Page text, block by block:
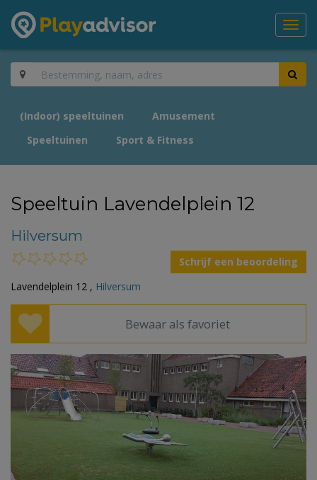
(Indoor) speeltuinen
Amusement
Speeltuinen
Sport & Fitness
Speeltuin Lavendelplein 12
Hilversum
Schrijf een beoordeling
Lavendelplein 12 , Hilversum
Bewaar als favoriet